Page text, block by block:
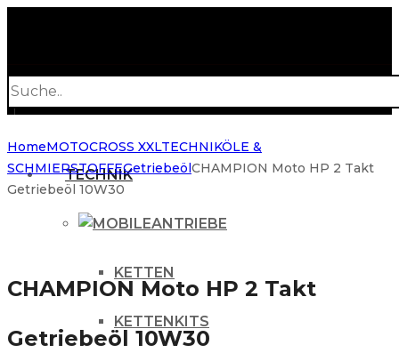
search
TECHNIK
ANTRIEBE
KETTEN
KETTENKITS
HomeMOTOCROSS XXLTECHNIKÖLE &
SCHMIERSTOFFEGetriebeölCHAMPION Moto HP 2 Takt
Getriebeöl 10W30
CHAMPION Moto HP 2 Takt
Getriebeöl 10W30